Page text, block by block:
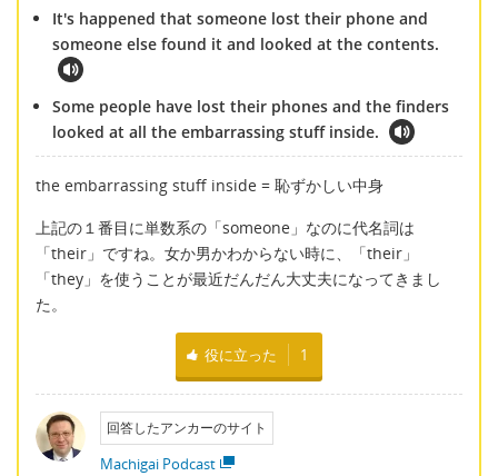
It's happened that someone lost their phone and
someone else found it and looked at the contents.
Some people have lost their phones and the finders
looked at all the embarrassing stuff inside.
the embarrassing stuff inside = 恥ずかしい中身
上記の１番目に単数系の「someone」なのに代名詞は
「their」ですね。女か男かわからない時に、「their」
「they」を使うことが最近だんだん大丈夫になってきまし
た。
役に立った 1
回答したアンカーのサイト
Machigai Podcast